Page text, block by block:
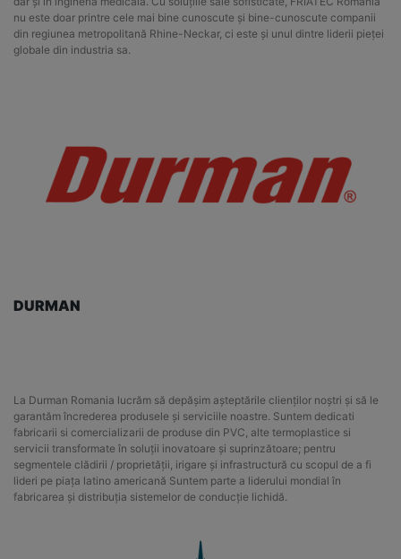
nu este doar printre cele mai bine cunoscute și bine-cunoscute companii
din regiunea metropolitană Rhine-Neckar, ci este și unul dintre liderii pieței
globale din industria sa.
DURMAN
La Durman Romania lucrăm să depășim așteptările clienților noștri și să le
garantăm încrederea produsele și serviciile noastre. Suntem dedicati
fabricarii si comercializarii de produse din PVC, alte termoplastice si
servicii transformate în soluții inovatoare și suprinzătoare; pentru
segmentele clădirii / proprietății, irigare și infrastructură cu scopul de a fi
lideri pe piața latino americană Suntem parte a liderului mondial în
fabricarea și distribuția sistemelor de conducție lichidă.